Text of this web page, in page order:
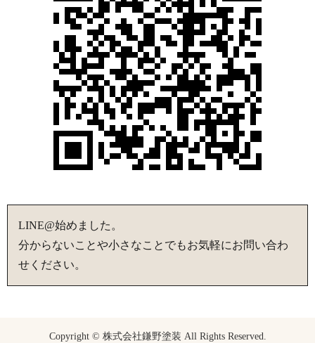
LINE@始めました。
分からないことや小さなことでもお気軽にお問い合わ
せください。
Copyright © 株式会社鎌野塗装 All Rights Reserved.